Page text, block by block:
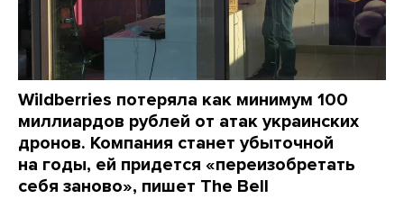
Wildberries потеряла как минимум 100
миллиардов рублей от атак украинских
дронов. Компания станет убыточной
на годы, ей придется «переизобретать
себя заново», пишет The Bell